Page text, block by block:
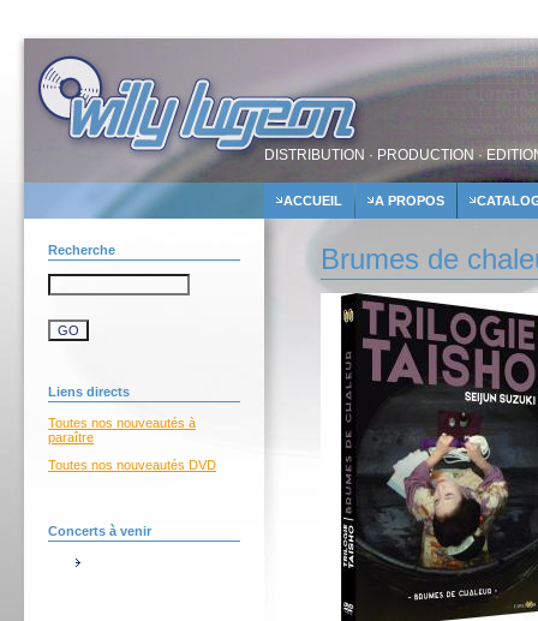
DISTRIBUTION · PRODUCTION ·
ACCUEIL A PROPOS
Recherche
Liens directs
Toutes nos nouveautés à
paraître
Toutes nos nouveautés DVD
Concerts à venir
Brumes de